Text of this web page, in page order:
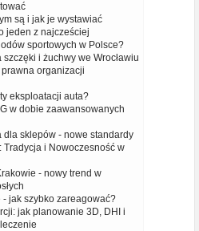
są i jak je wystawiać
jeden z najcześciej
sportowych w Polsce?
i żuchwy we Wrocławiu
prawna organizacji
eksploatacji auta?
w dobie zaawansowanych
dla sklepów - nowe standardy
Tradycja i Nowoczesność w
- nowy trend w
jak szybko zareagować?
jak planowanie 3D, DHI i